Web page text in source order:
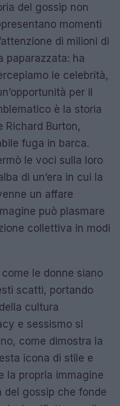
del gossip non
momenti
di milioni di
paparazzata: ha
le celebrità,
per il
è la storia
Richard Burton,
fuga in barca.
le voci sulla loro
di un’era in cui la
un affare
può plasmare
collettiva in modi
le donne siano
scatti, portando
cultura
e sessismo si
come dimostra la
icona di stile e
la propria immagine
del gossip che fonde